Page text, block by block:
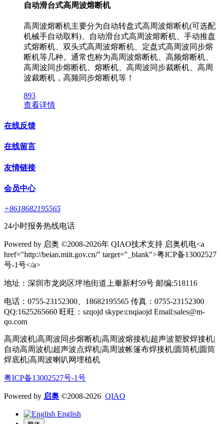
自动滑台式高周波熔断机
高周波熔断机主要分为自动转盘式高周波熔断机(可选配
机械手自动取料)、自动滑台式高周波熔断机、手动推盘
式熔断机、双头式高周波熔断机、定盘式高周波同步熔
断机等几种。通常也称为高周波熔断机、高频熔断机、
高周波同步熔断机、熔断机、高周波同步裁断机、高周
波裁断机，高频同步熔断机等！
893
查看详情
在线反馈
在线留言
友情链接
会员中心
+8618682195565
24小时报务热线电话
Powered by 启奥 ©2008-2026年 QIAO技术支持 启奥机电<a
href="http://beian.miit.gov.cn/" target="_blank">粤ICP备13002527
号-1号</a>
地址：深圳市龙岗区坪地街道上輋新村59号 邮编:518116
电话：0755-23152300、18682195565 传真：0755-23152300
QQ:1625265660 旺旺：szqojd skype:cnqiaojd Email:sales@m-
qo.com
高周波机|高周波同步熔断机|高周波熔接机|超声波塑胶焊接机|
自动高周波机|超声波点焊机|高周波帐篷布焊接机|圆筒机|圆筒
焊底机|高周波喇叭网埋植机
粤ICP备13002527号-1号
Powered by 启奥 ©2008-2026 QIAO
English